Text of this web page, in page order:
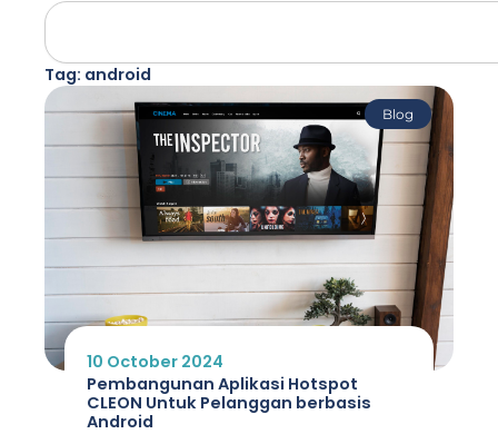
Search
Tag: android
Blog
10 October 2024
Pembangunan Aplikasi Hotspot
CLEON Untuk Pelanggan berbasis
Android